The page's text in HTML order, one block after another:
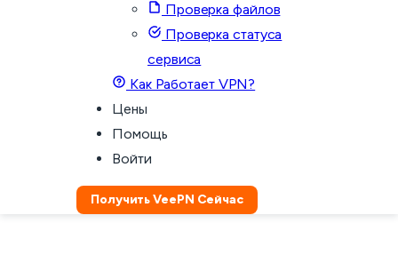
Проверка файлов
Проверка статуса
сервиса
Как Работает VPN?
Цены
Помощь
Войти
Получить VeePN Сейчас